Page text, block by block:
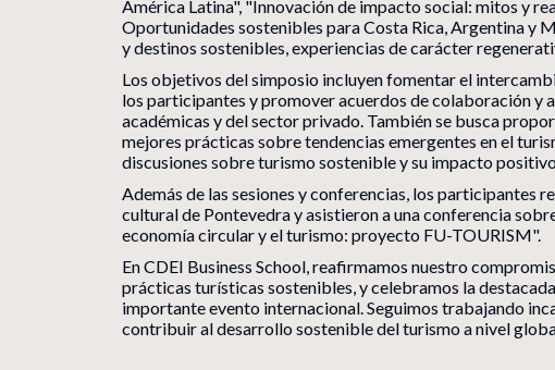
América Latina", "Innovación de impacto social: mitos y
Oportunidades sostenibles para Costa Rica, Argentina y
y destinos sostenibles, experiencias de carácter
Los objetivos del simposio incluyen fomentar el
los participantes y promover acuerdos de colaboración y
académicas y del sector privado. También se busca
mejores prácticas sobre tendencias emergentes en el
discusiones sobre turismo sostenible y su impacto
Además de las sesiones y conferencias, los participantes
cultural de Pontevedra y asistieron a una conferencia
economía circular y el turismo: proyecto FU-TOURISM".
En CDEI Business School, reafirmamos nuestro
prácticas turísticas sostenibles, y celebramos la
importante evento internacional. Seguimos trabajando
contribuir al desarrollo sostenible del turismo a nivel